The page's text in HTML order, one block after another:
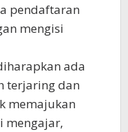
pendaftaran
mengisi
ada
terjaring dan
memajukan
mengajar,